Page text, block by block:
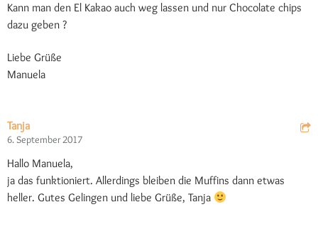
Kann man den El Kakao auch weg lassen und nur Chocolate chips
dazu geben ?
Liebe Grüße
Manuela
Tanja
6. September 2017
Hallo Manuela,
ja das funktioniert. Allerdings bleiben die Muffins dann etwas
heller. Gutes Gelingen und liebe Grüße, Tanja